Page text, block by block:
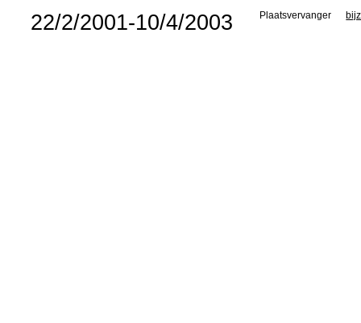
22/2/2001-10/4/2003
Plaatsvervanger